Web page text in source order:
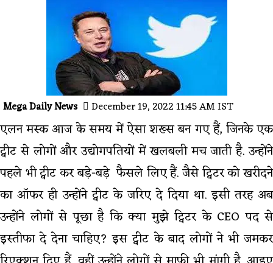
Mega Daily News December 19, 2022 11:45 AM IST
एलन मस्‍क आज के समय में ऐसा शख्‍स बन गए हैं, जिनके एक
ट्वीट से लोगों और उद्योगपतियों में खलबली मच जाती है. उन्‍होंने
पहले भी ट्वीट कर बड़े-बड़े फैसले लिए हैं. जैसे ट्विटर को खरीदने
का ऑफर ही उन्‍होंने ट्वीट के जरिए दे दिया था. इसी तरह अब
उन्‍होंने लोगों से पूछा है कि क्‍या मुझे ट्विटर के CEO पद से
इस्‍तीफा दे देना चाहिए? इस ट्वीट के बाद लोगों ने भी जमकर